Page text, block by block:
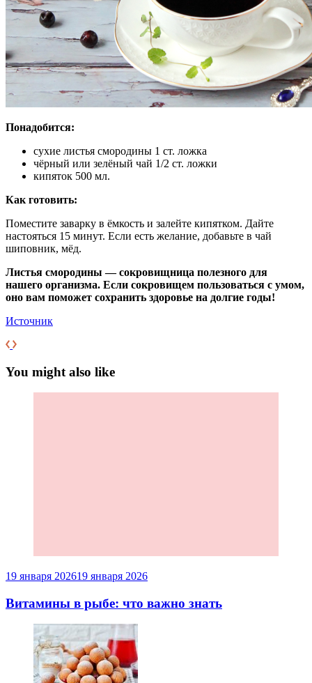
Понадобится:
сухие листья смородины 1 ст. ложка
чёрный или зелёный чай 1/2 ст. ложки
кипяток 500 мл.
Как готовить:
Поместите заварку в ёмкость и залейте кипятком. Дайте
настояться 15 минут. Если есть желание, добавьте в чай
шиповник, мёд.
Листья смородины — сокровищница полезного для
нашего организма. Если сокровищем пользоваться с умом,
оно вам поможет сохранить здоровье на долгие годы!
Источник
You might also like
19 января 202619 января 2026
Витамины в рыбе: что важно знать